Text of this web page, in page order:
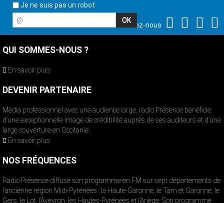
Je ne suis pas un robot
@
Suivez-nous
QUI SOMMES-NOUS ?
En savoir plus
DEVENIR PARTENAIRE
Média professionnel avec une audience large, radio Présence bénéficie
d’une exceptionnelle image de crédibilité auprès de ses auditeurs et d’une
large couverture en Occitanie.
En savoir plus
NOS FRÉQUENCES
Radio Présence diffuse son programme en FM sur sept départements de
l’ancienne région Midi-Pyrénées : la Haute-Garonne, le Tarn et Garonne, le
Gers, le Lot, l’Aveyron, les Hautes-Pyrénées et l’Ariège. Son programme